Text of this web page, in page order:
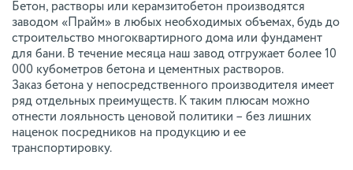
Бетон, растворы или керамзитобетон производятся
заводом «Прайм» в любых необходимых объемах, будь до
строительство многоквартирного дома или фундамент
для бани. В течение месяца наш завод отгружает более 10
000 кубометров бетона и цементных растворов.
Заказ бетона у непосредственного производителя имеет
ряд отдельных преимуществ. К таким плюсам можно
отнести лояльность ценовой политики – без лишних
наценок посредников на продукцию и ее
транспортировку.